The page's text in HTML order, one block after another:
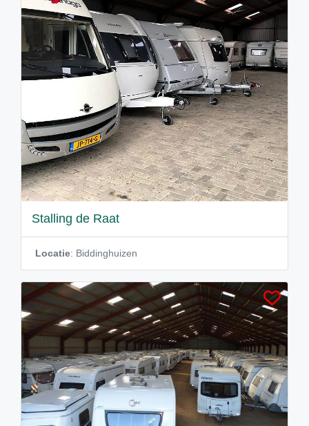
Stalling de Raat
Locatie: Biddinghuizen